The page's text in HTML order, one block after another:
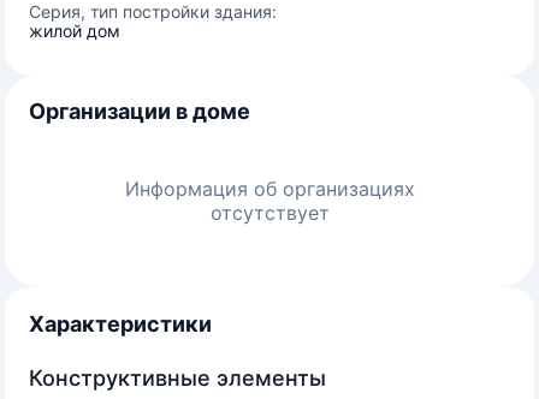
Серия, тип постройки здания:
жилой дом
Организации в доме
Информация об организациях
отсутствует
Характеристики
Конструктивные элементы